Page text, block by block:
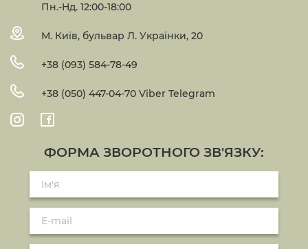
Пн.-Нд. 12:00-18:00
М. Київ, бульвар Л. Українки, 20
+38 (093) 584-78-49
+38 (050) 447-04-70 Viber Telegram
ФОРМА ЗВОРОТНОГО ЗВ'ЯЗКУ: